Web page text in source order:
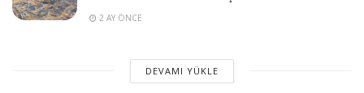
2 AY ÖNCE
DEVAMI YÜKLE